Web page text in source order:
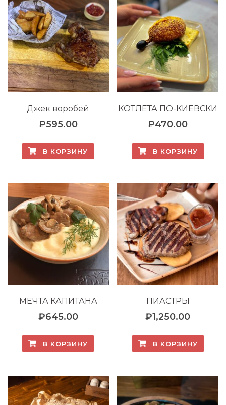
Джек воробей
₽595.00
В КОРЗИНУ
КОТЛЕТА ПО-КИЕВСКИ
₽470.00
В КОРЗИНУ
МЕЧТА КАПИТАНА
₽645.00
В КОРЗИНУ
ПИАСТРЫ
₽1,250.00
В КОРЗИНУ